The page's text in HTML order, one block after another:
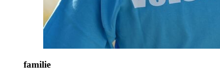
familie